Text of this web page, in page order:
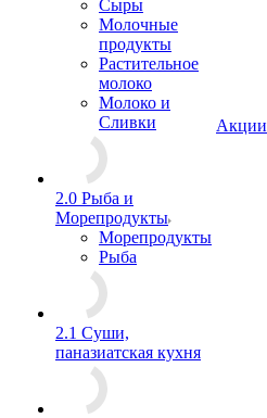
Сыры
Молочные
продукты
Растительное
молоко
Молоко и
Сливки
2.0 Рыба и
Морепродукты
Морепродукты
Рыба
2.1 Суши,
паназиатская кухня
Акции